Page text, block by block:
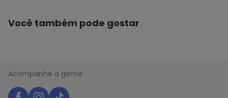
Você também pode gostar
Acompanhe a gente